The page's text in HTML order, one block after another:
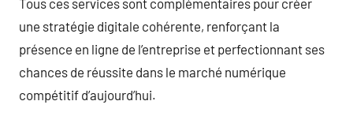
une stratégie digitale cohérente, renforçant la
présence en ligne de l’entreprise et perfectionnant ses
chances de réussite dans le marché numérique
compétitif d’aujourd’hui.